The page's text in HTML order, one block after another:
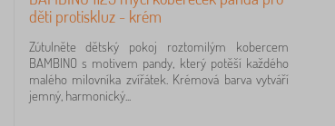
děti protiskluz - krém
Zútulněte dětský pokoj roztomilým kobercem
BAMBINO s motivem pandy, který potěší každého
malého milovníka zvířátek. Krémová barva vytváří
jemný, harmonický...